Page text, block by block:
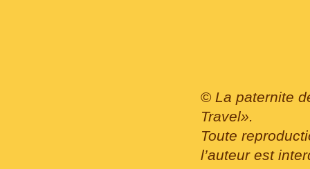
© La paternite
Travel».
Toute
l’auteur est